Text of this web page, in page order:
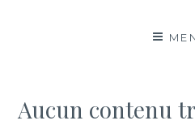
mode
Aucun contenu